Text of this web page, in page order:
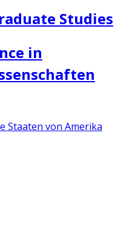
Studies
in
Staaten von Amerika